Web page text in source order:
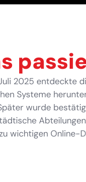
2025 entdeckte
Systeme
wurde
wichtigen Online-